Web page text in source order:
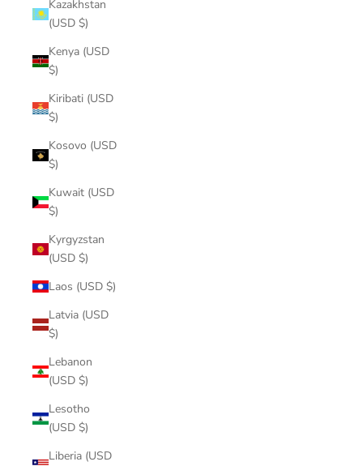
Kazakhstan
(USD $)
Kenya (USD
$)
Kiribati (USD
$)
Kosovo (USD
$)
Kuwait (USD
$)
Kyrgyzstan
(USD $)
Laos (USD $)
Latvia (USD
$)
Lebanon
(USD $)
Lesotho
(USD $)
Liberia (USD